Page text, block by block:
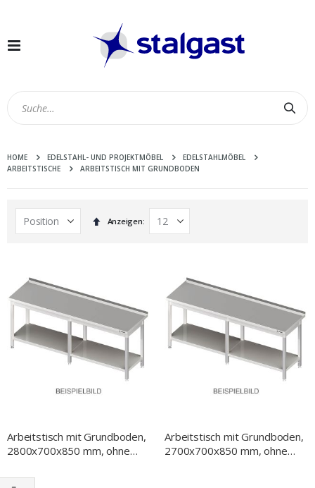
Navigation
HOME EDELSTAHL- UND PROJEKTMÖBEL
EDELSTAHLMÖBEL
ARBEITSTISCHE
ARBEITSTISCH MIT GRUNDBODEN
In
absteigender
Anzeigen
Arbeitstisch mit Grundboden,
2800x700x850 mm, ohne
Arbeitstisch mit Grundboden,
2700x700x850 mm, ohne